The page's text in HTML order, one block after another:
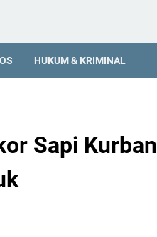
HUKUM & KRIMINAL
Sapi Kurban